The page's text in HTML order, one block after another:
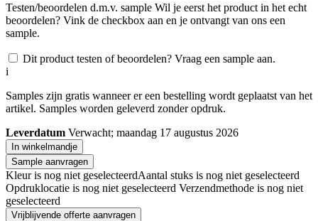
Testen/beoordelen d.m.v. sample Wil je eerst het product in het echt
beoordelen? Vink de checkbox aan en je ontvangt van ons een
sample.
Dit product testen of beoordelen? Vraag een sample aan.
i
Samples zijn gratis wanneer er een bestelling wordt geplaatst van het
artikel. Samples worden geleverd zonder opdruk.
Leverdatum Verwacht; maandag 17 augustus 2026
In winkelmandje
Sample aanvragen
Kleur is nog niet geselecteerdAantal stuks is nog niet geselecteerd
Opdruklocatie is nog niet geselecteerd Verzendmethode is nog niet
geselecteerd
Vrijblijvende offerte aanvragen